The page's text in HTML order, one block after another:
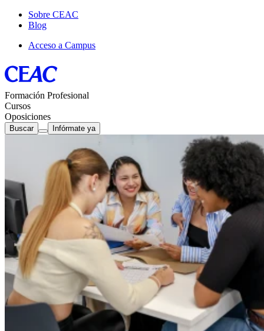
Sobre CEAC
Blog
Acceso a Campus
Formación Profesional
Cursos
Oposiciones
Buscar Infórmate ya